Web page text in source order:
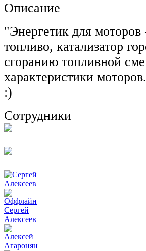
Описание
"Энергетик для
топливо, катализатор
сгоранию топливной
характеристики
:)
Сотрудники
Сергей
Алексеев